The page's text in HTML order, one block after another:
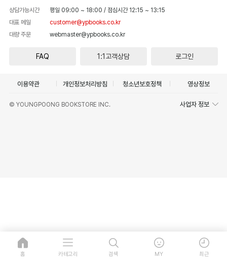
상담가능시간 평일 09:00 ~ 18:00 / 점심시간 12:15 ~ 13:15
대표 메일
customer@ypbooks.co.kr
대량 주문
webmaster@ypbooks.co.kr
FAQ 1:1고객상담 로그인
이용약관 개인정보처리방침 청소년보호정책 영상정보
© YOUNGPOONG BOOKSTORE INC. 사업자 정보
홈 카테고리 검색 MY 최근